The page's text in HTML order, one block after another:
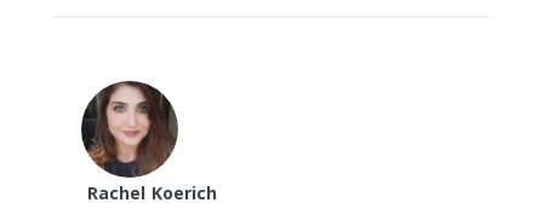
Rachel Koerich